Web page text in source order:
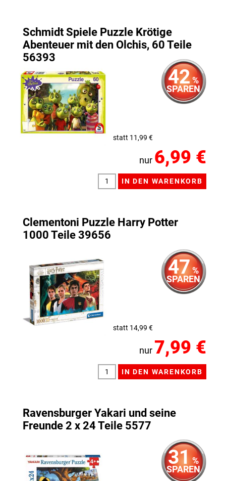
Schmidt Spiele Puzzle Krötige
Abenteuer mit den Olchis, 60 Teile
56393
42 %
SPAREN
statt 11,99 €
nur 6,99 €
Clementoni Puzzle Harry Potter
1000 Teile 39656
47 %
SPAREN
statt 14,99 €
nur 7,99 €
Ravensburger Yakari und seine
Freunde 2 x 24 Teile 5577
31 %
SPAREN